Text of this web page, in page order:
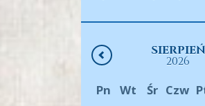
SIERPIEŃ
2026
Pn Wt Śr Czw